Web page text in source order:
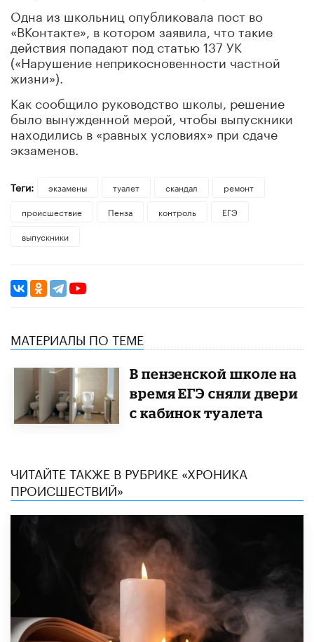
Одна из школьниц опубликовала пост во
«ВКонтакте», в котором заявила, что такие
действия попадают под статью 137 УК
(«Нарушение неприкосновенности частной
жизни»).
Как сообщило руководство школы, решение
было вынужденной мерой, чтобы выпускники
находились в «равных условиях» при сдаче
экзаменов.
Теги: экзамены туалет скандал
ремонт
происшествие
Пенза контроль
ЕГЭ
выпускники
МАТЕРИАЛЫ ПО ТЕМЕ
В пензенской школе на
время ЕГЭ сняли двери
с кабинок туалета
ЧИТАЙТЕ ТАКЖЕ В РУБРИКЕ «ХРОНИКА
ПРОИСШЕСТВИЙ»